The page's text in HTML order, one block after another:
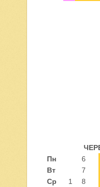
Пн
6
Вт
7
Ср
1 8